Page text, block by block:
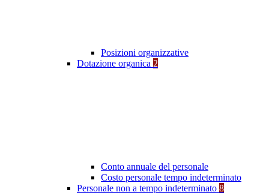
Posizioni organizzative
Dotazione organica 2
Conto annuale del personale
Costo personale tempo indeterminato
Personale non a tempo indeterminato 8